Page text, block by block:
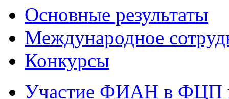
Основные результаты
Международное
Конкурсы
Участие ФИАН в ФЦП